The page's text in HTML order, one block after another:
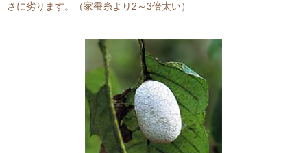
さに劣ります。（家蚕糸より2～3倍太い）